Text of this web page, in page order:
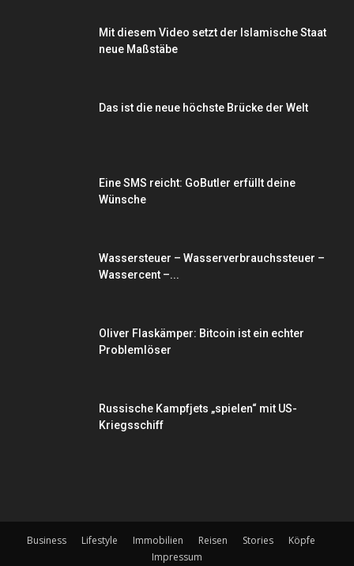
Mit diesem Video setzt der Islamische Staat
neue Maßstäbe
Das ist die neue höchste Brücke der Welt
Eine SMS reicht: GoButler erfüllt deine
Wünsche
Wassersteuer – Wasserverbrauchssteuer –
Wassercent –...
Oliver Flaskämper: Bitcoin ist ein echter
Problemlöser
Russische Kampfjets „spielen“ mit US-
Kriegsschiff
Business Lifestyle Immobilien Reisen Stories
Köpfe
Impressum